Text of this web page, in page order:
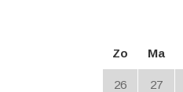
Zo Ma
26 27